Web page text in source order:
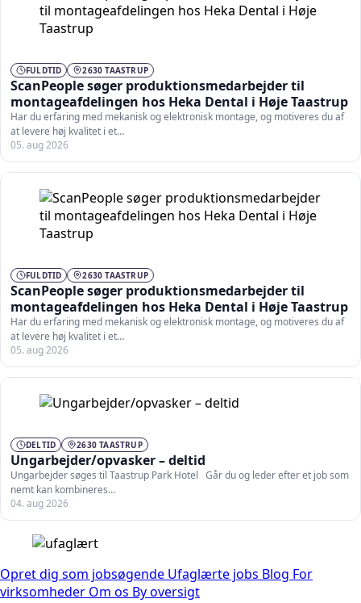
FULDTID 2630 TAASTRUP
ScanPeople søger produktionsmedarbejder til
montageafdelingen hos Heka Dental i Høje Taastrup
Har du erfaring med mekanisk og elektronisk montage, og motiveres du af
at levere høj kvalitet i et…
05. aug 2026
FULDTID 2630 TAASTRUP
ScanPeople søger produktionsmedarbejder til
montageafdelingen hos Heka Dental i Høje Taastrup
Har du erfaring med mekanisk og elektronisk montage, og motiveres du af
at levere høj kvalitet i et…
05. aug 2026
DELTID 2630 TAASTRUP
Ungarbejder/opvasker – deltid
Ungarbejder søges til Taastrup Park Hotel Går du og leder efter et job som
nemt kan kombineres…
04. aug 2026
Opret dig som jobsøgende Ufaglærte jobs Blog For
virksomheder Om os By oversigt